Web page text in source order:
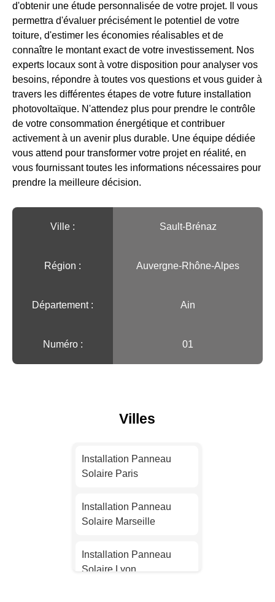
d'obtenir une étude personnalisée de votre projet. Il vous
permettra d'évaluer précisément le potentiel de votre
toiture, d'estimer les économies réalisables et de
connaître le montant exact de votre investissement. Nos
experts locaux sont à votre disposition pour analyser vos
besoins, répondre à toutes vos questions et vous guider à
travers les différentes étapes de votre future installation
photovoltaïque. N'attendez plus pour prendre le contrôle
de votre consommation énergétique et contribuer
activement à un avenir plus durable. Une équipe dédiée
vous attend pour transformer votre projet en réalité, en
vous fournissant toutes les informations nécessaires pour
prendre la meilleure décision.
Ville :️ Sault-Brénaz
Région :️ Auvergne-Rhône-Alpes
Département : Ain
Numéro : 01
Villes
Installation Panneau
Solaire Paris
Installation Panneau
Solaire Marseille
Installation Panneau
Solaire Lyon